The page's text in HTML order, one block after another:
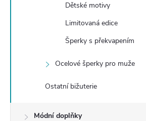
Dětské motivy
Limitovaná edice
Šperky s překvapením
Ocelové šperky pro muže
Ostatní bižuterie
Módní doplňky